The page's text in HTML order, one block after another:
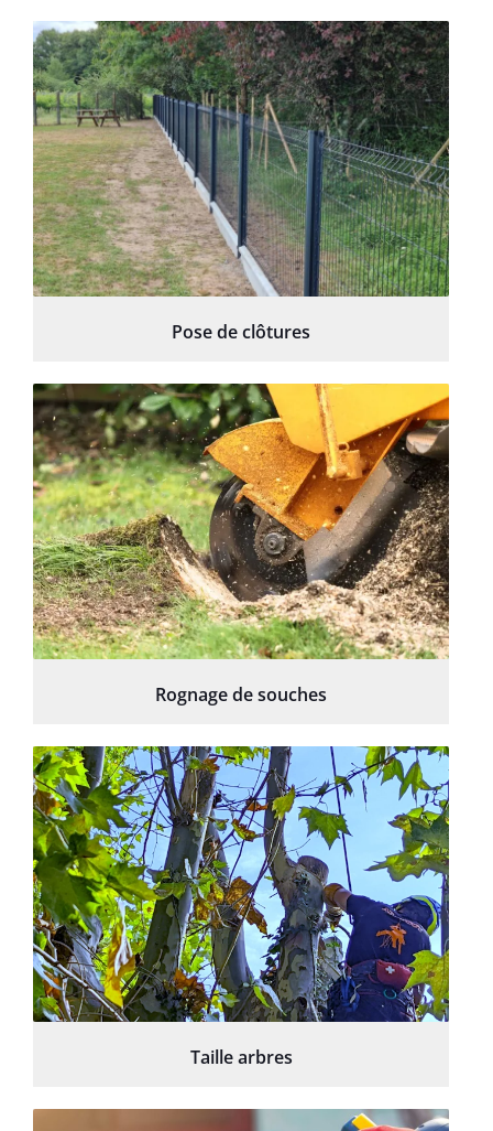
Pose de clôtures
Rognage de souches
Taille arbres